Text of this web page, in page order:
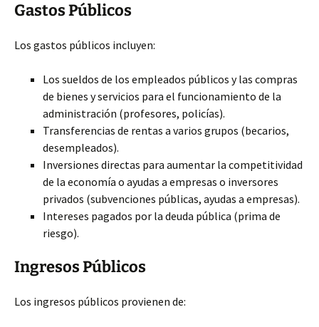
Gastos Públicos
Los gastos públicos incluyen:
Los sueldos de los empleados públicos y las compras
de bienes y servicios para el funcionamiento de la
administración (profesores, policías).
Transferencias de rentas a varios grupos (becarios,
desempleados).
Inversiones directas para aumentar la competitividad
de la economía o ayudas a empresas o inversores
privados (subvenciones públicas, ayudas a empresas).
Intereses pagados por la deuda pública (prima de
riesgo).
Ingresos Públicos
Los ingresos públicos provienen de: